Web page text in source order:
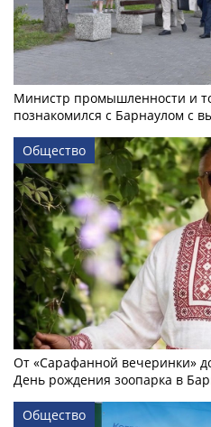
Министр промышленности и
познакомился с Барнаулом с
Общество
От «Сарафанной вечеринки»
День рождения зоопарка в
Общество